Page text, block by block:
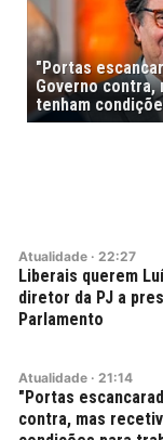
"Portas
Governo contra,
tenham
Atualidade · 22:27
Liberais querem
diretor da PJ a
Parlamento
Atualidade · 21:14
"Portas
contra, mas